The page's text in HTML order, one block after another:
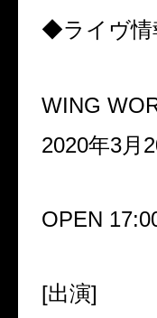
◆ライヴ情
WING
2020年3月
OPEN
[出演]